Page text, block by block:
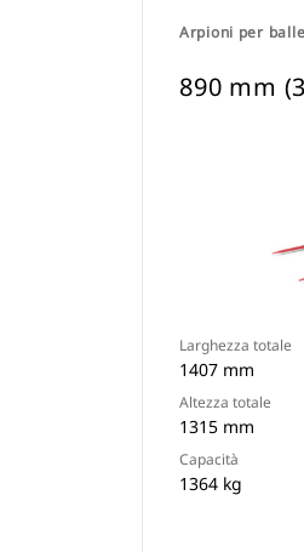
Arpioni per balle
890 mm
Larghezza totale
1407 mm
Altezza totale
1315 mm
Capacità
1364 kg